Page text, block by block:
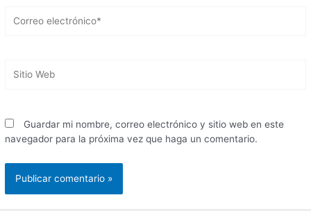
electrónico*
Web
Guardar mi nombre, correo electrónico y sitio web en este
navegador para la próxima vez que haga un comentario.